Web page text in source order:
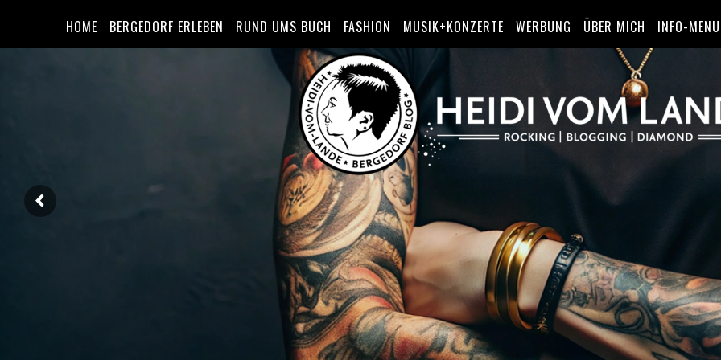
HOME BERGEDORF ERLEBEN RUND UMS BUCH FASHION MUSIK+KONZERTE WERBUNG ÜBER MICH INFO-